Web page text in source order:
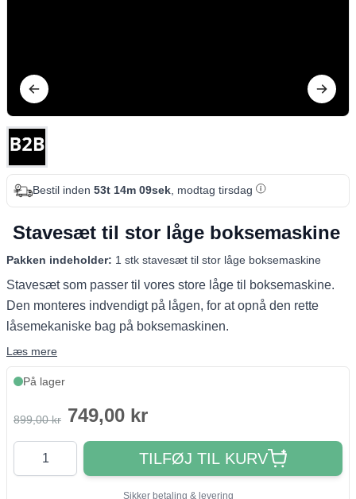
Bestil inden 53t 14m 09sek, modtag tirsdag
Stavesæt til stor låge boksemaskine
Pakken indeholder: 1 stk stavesæt til stor låge boksemaskine
Stavesæt som passer til vores store låge til boksemaskine.
Den monteres indvendigt på lågen, for at opnå den rette
låsemekaniske bag på boksemaskinen.
Læs mere
På lager
899,00 kr 749,00 kr
Antal
TILFØJ TIL KURV
Sikker betaling & levering